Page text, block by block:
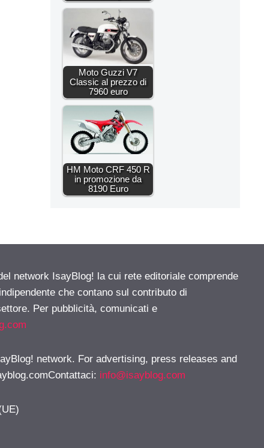
Moto Guzzi V7
Classic al prezzo di
7960 euro
HM Moto CRF 450 R
in promozione da
8190 Euro
network IsayBlog! la cui rete editoriale comprende
che contano sul contributo di
Per pubblicità, comunicati e
network. For advertising, press releases and
: info@isayblog.com